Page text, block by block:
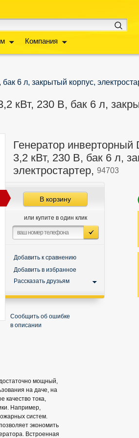
Компания
6 л, закрытый корпус,
кВт, 230 В, бак 6 л,
Генератор инверторный
3,2 кВт, 230 В, бак 6 л,
электростартер, 94703
В корзину
или купите в один клик
Добавить к сравнению
Добавить в избранное
Рассказать друзьям
Сообщить об ошибке
в описании
мощный,
на даче, на
качество тока,
Например,
систем.
экономить
Встроенная